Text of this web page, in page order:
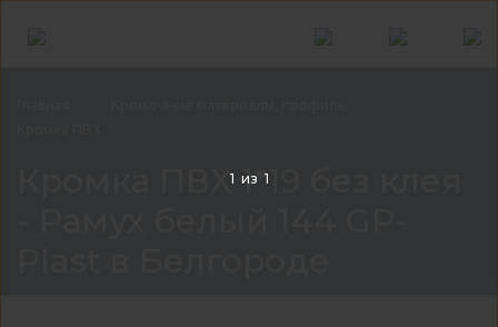
Кромка ПВХ 1*19 без клея
1 из 1